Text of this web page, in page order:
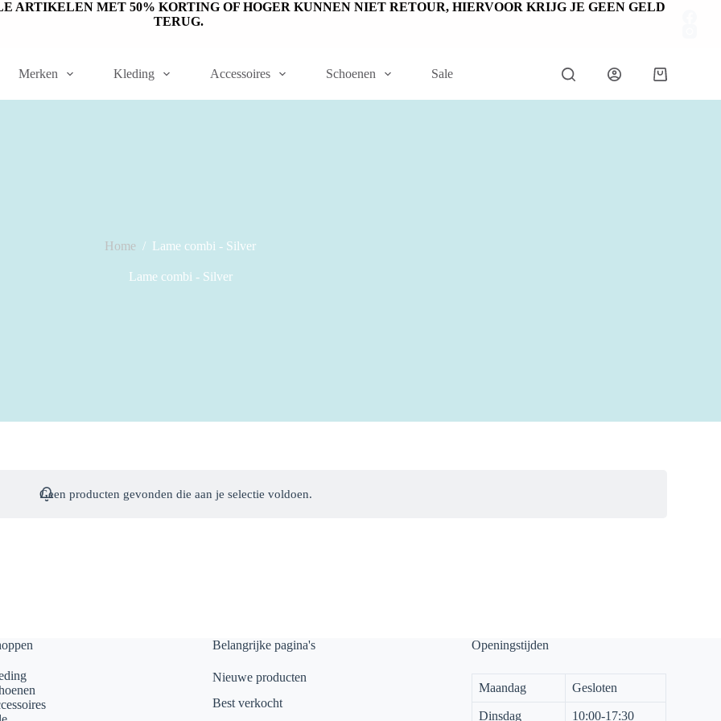
ARTIKELEN MET 50% KORTING OF HOGER KUNNEN NIET RETOUR, HIERVOOR KRIJG JE GEEN GELD
TERUG.
Merken Kleding Accessoires Schoenen Sale
Home / Lame combi - Silver
Lame combi - Silver
Geen producten gevonden die aan je selectie voldoen.
Belangrijke pagina's
Nieuwe producten
Best verkocht
Openingstijden
Maandag Gesloten
Dinsdag 10:00-17:30